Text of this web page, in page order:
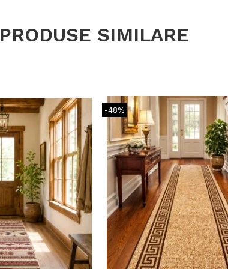
PRODUSE SIMILARE
-48%